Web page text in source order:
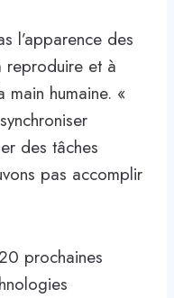
l’apparence des
reproduire et à
humaine. «
des tâches
pas accomplir
prochaines